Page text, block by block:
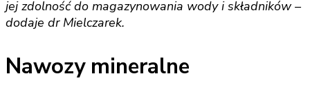
jej zdolność do magazynowania wody i składników –
dodaje dr Mielczarek.
Nawozy mineralne